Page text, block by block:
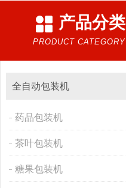
产品分类
PRODUCT CATEGORY
全自动包装机
药品包装机
茶叶包装机
糖果包装机